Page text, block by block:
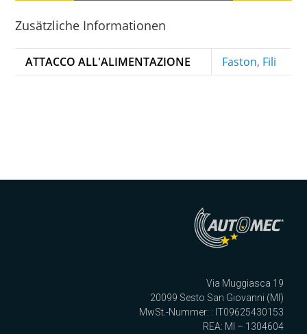
Zusätzliche Informationen
ATTACCO ALL'ALIMENTAZIONE Faston, Fili
Via Muggiasca 19
20099 Sesto San Giovanni (MI)
MwSt.-Nummer: : IT09625430153
REA: MI – 1304604